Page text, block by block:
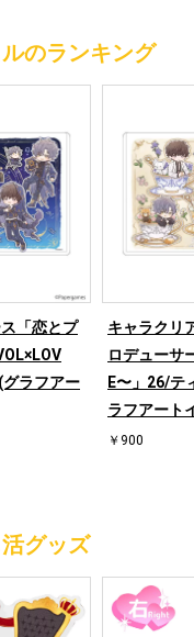
のランキング
「恋とプ
ラフアー
キャラクリ
ロデューサ
E〜」26/テ
ラフアート
￥900
グッズ